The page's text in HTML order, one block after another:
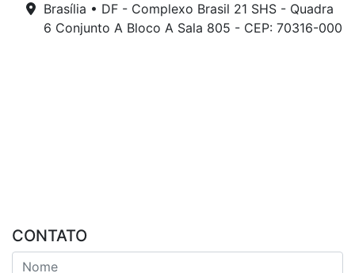
Brasília • DF - Complexo Brasil 21 SHS - Quadra
6 Conjunto A Bloco A Sala 805 - CEP: 70316-000
CONTATO